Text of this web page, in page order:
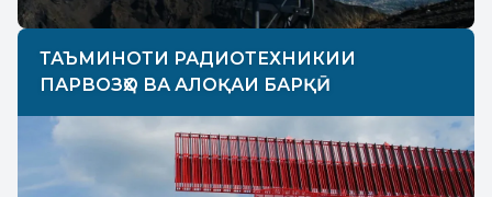
ТАЪМИНОТИ РАДИОТЕХНИКИИ
ПАРВОЗҲО ВА АЛОҚАИ БАРҚӢ